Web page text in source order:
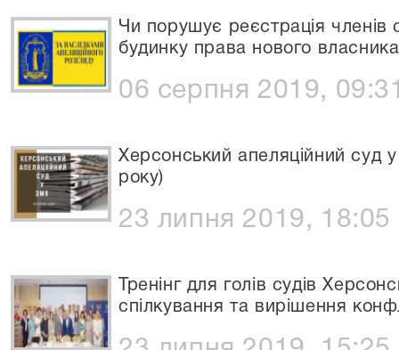
Чи порушує реєстрація членів
будинку права нового
06 серпня 2019,
Херсонський апеляційний суд
року)
23 липня 2019, 18:05
Тренінг для голів судів
спілкування та вирішення